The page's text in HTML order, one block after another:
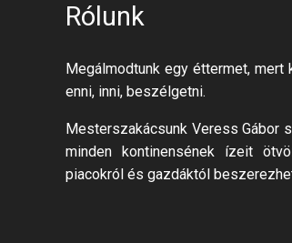
Rólunk
Megálmodtunk egy éttermet, mert
enni, inni, beszélgetni.
Mesterszakácsunk Veress Gábor
minden kontinensének ízeit
piacokról és gazdáktól